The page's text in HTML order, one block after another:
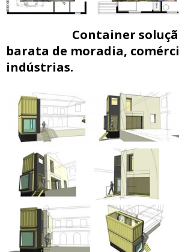
Container solução
barata de moradia,
indústrias.